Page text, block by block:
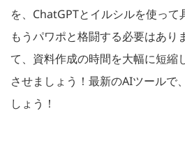
を、ChatGPTとイルシルを使っ
もうパワポと格闘する必要はあり
て、資料作成の時間を大幅に短縮
させましょう！最新のAIツールで
しょう！